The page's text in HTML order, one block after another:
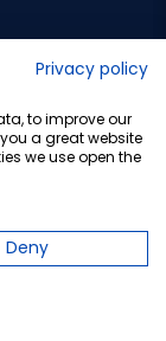
Privacy policy
to improve our
a great website
we use open the
Deny